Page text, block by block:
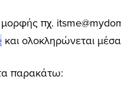
πχ.
και ολοκληρώνεται
παρακάτω: